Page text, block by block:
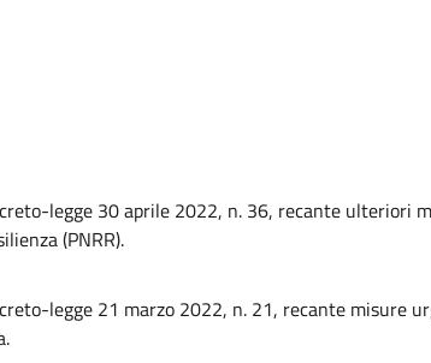
legge 30 aprile 2022, n. 36, recante ulteriori
(PNRR).
legge 21 marzo 2022, n. 21, recante misure